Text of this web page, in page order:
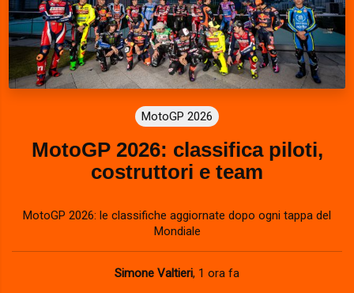
MotoGP 2026
MotoGP 2026: classifica piloti,
costruttori e team
MotoGP 2026: le classifiche aggiornate dopo ogni tappa del
Mondiale
Simone Valtieri, 1 ora fa